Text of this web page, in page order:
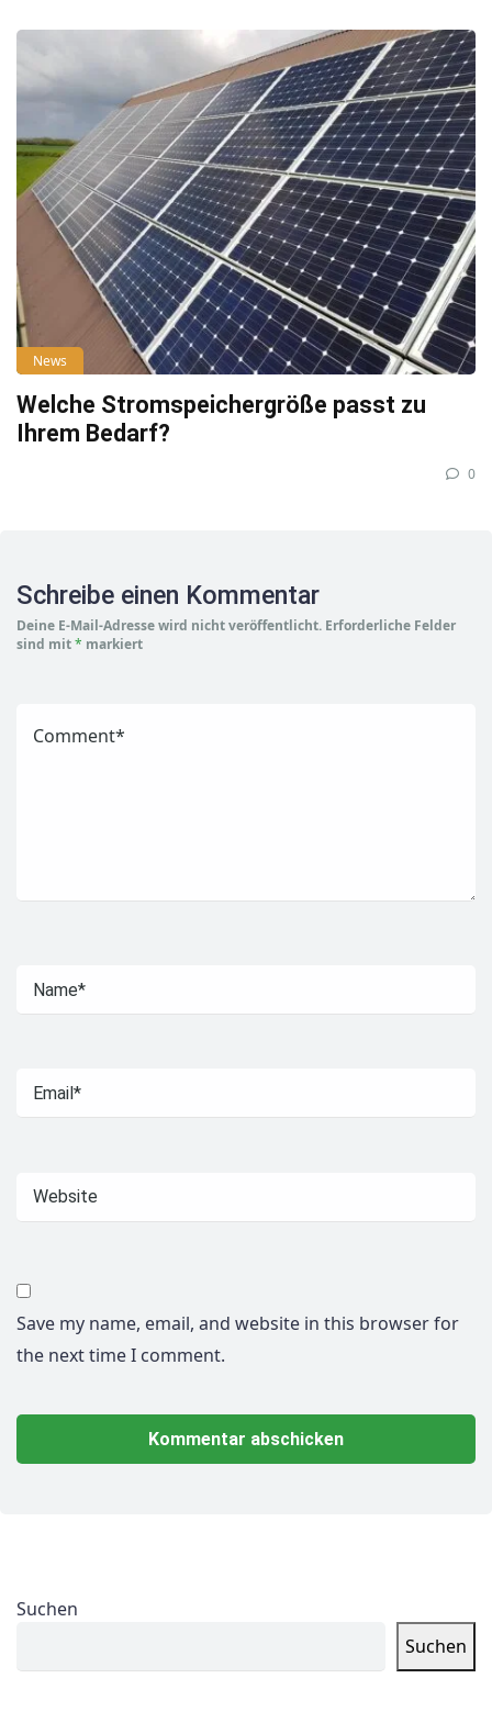
News
Welche Stromspeichergröße passt zu
Ihrem Bedarf?
0
Schreibe einen Kommentar
Deine E-Mail-Adresse wird nicht veröffentlicht. Erforderliche Felder
sind mit* markiert
Save my name, email, and website in this browser for
the next time I comment.
Suchen
Suchen